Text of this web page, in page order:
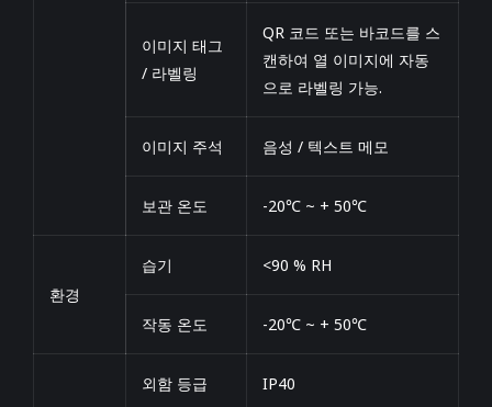
이미지 태그
/ 라벨링
QR 코드 또는 바코드를 스
캔하여 열 이미지에 자동
으로 라벨링 가능.
이미지 주석 음성 / 텍스트 메모
보관 온도 -20℃ ~ + 50℃
환경
습기 <90 % RH
작동 온도 -20℃ ~ + 50℃
외함 등급 IP40